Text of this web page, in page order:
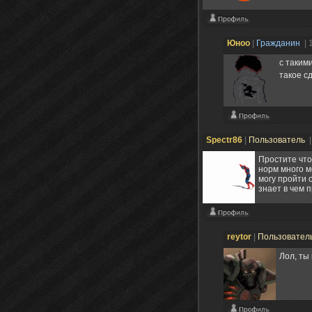
Юноо Гражданин
|
с
такое
Spectr86 Пользователь
Простите
норм много
могу пройти
знает в чем
reytor
Лол, ты